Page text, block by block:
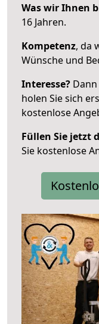
Was wir Ihnen
16 Jahren.
Kompetenz, da
Wünsche und
Interesse?
holen Sie sich
kostenlose
Füllen Sie jetzt
Sie kostenlose